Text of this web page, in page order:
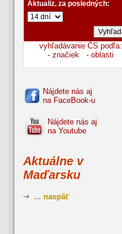
Aktualiz. za posledných:
vyhľadávanie ČS podľa:
- značiek
- oblasti
Nájdete nás aj
na FaceBook-u
Nájdete nás aj
na Youtube
Aktuálne v
Maďarsku
... naspäť